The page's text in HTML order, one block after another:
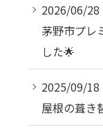
2026/06/28
茅野市プレ
した🌟
2025/09/18
屋根の葺き